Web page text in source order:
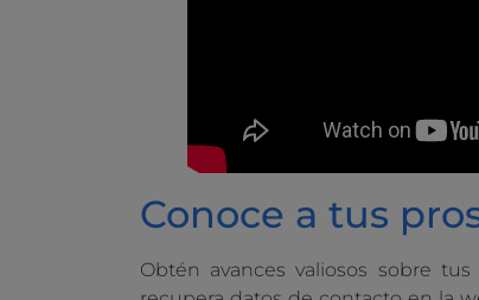
Conoce a tus
Obtén avances valiosos sobre